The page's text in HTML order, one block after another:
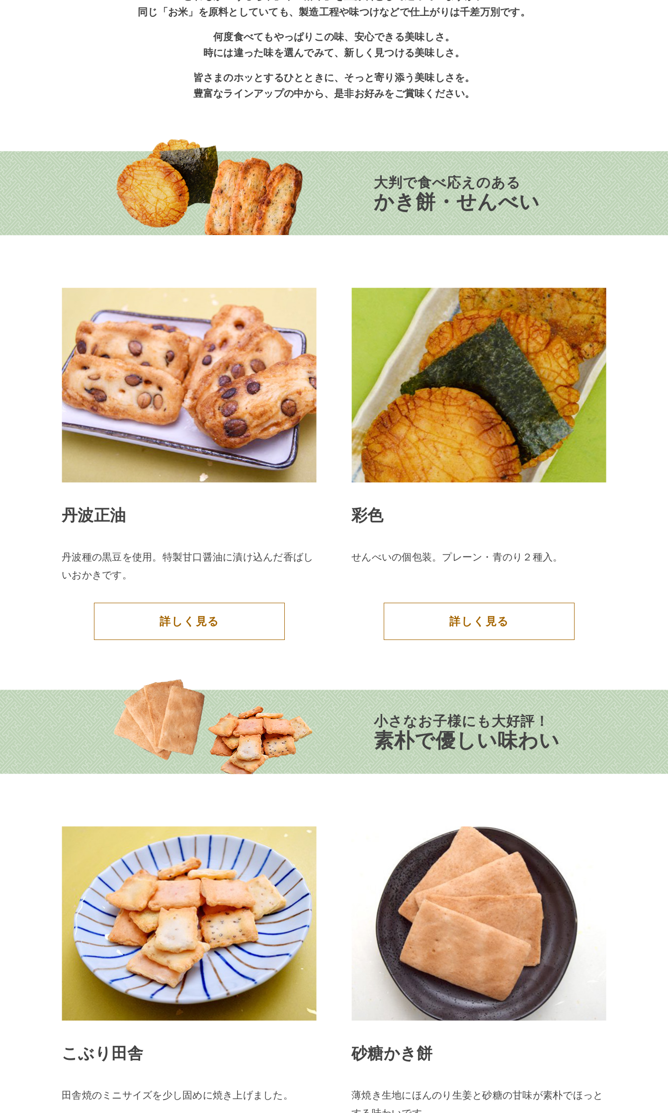
同じ「お米」を原料としていても、製造工程や味つけなどで仕上がりは千差万別です。
何度食べてもやっぱりこの味、安心できる美味しさ。
時には違った味を選んでみて、新しく見つける美味しさ。
皆さまのホッとするひとときに、 そっと寄り添う美味しさを。
豊富なラインアップの中から、 是非お好みをご賞味ください。
大判で食べ応えのある
かき餅・せんべい
丹波正油
丹波種の黒豆を使用。特製甘口醤油に漬け込んだ香ばし
いおかきです。
詳しく見る
彩色
せんべいの個包装。プレーン・青のり２種入。
詳しく見る
小さなお子様にも大好評！
素朴で優しい味わい
こぶり田舎
田舎焼のミニサイズを少し固めに焼き上げました。
砂糖かき餅
薄焼き生地にほんのり生姜と砂糖の甘味が素朴でほっと